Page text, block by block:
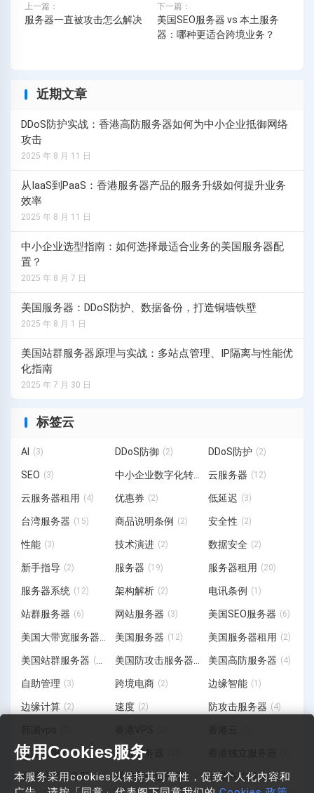
上一篇：
服务器一直被攻击怎么解决
下一篇：
美国SEO服务器 vs 本土服务
器：哪种更适合跨境业务？
近期文章
DDoS防护实战：香港高防服务器如何为中小企业抵御网络
攻击
2025 年 8 月 11 日
从IaaS到PaaS：香港服务器产品的服务升级如何提升业务
效率
2025 年 8 月 11 日
中小企业选型指南：如何选择最适合业务的美国服务器配
置？
2025 年 8 月 7 日
美国服务器：DDoS防护、数据备份，打造铜墙铁壁
2025 年 8 月 1 日
美国站群服务器原理与实战：多站点管理、IP隔离与性能优
化指南
2025 年 7 月 30 日
标签云
AI (3) DDoS防御 (2) DDoS防护 (2)
SEO (3) 中小企业数字化转型 (3)
云服务器 (12)
云服务器租用 (4) 优惠券 (2) 低延迟 (3)
台湾服务器 (15) 商品说明条例 (2) 安全性 (2)
性能 (3) 技术演进 (2) 数据安全 (2)
新手指导 (2) 服务器 (19) 服务器租用 (20)
服务器系统 (12) 架构解析 (2) 电讯条例 (1)
站群服务器 (6) 网站服务器 (3) 美国SEO服务器 (6)
美国服务器 (12) 美国服务器租用 (2)
美国站群服务器 (19) 美国高防服务器 (4)
自助管理 (3) 跨境电商 (2) 边缘智能 (1)
边缘计算 (2) 速度 (2) 防攻击服务器 (4)
香港云服务器 (6) 香港服务器
香港站群服务器 (11) 香港网站服务器(3) 香港高防服务器 (7)
使用Cookies服务
本服务采用cookies以保持其可靠性，促致个人化内容和